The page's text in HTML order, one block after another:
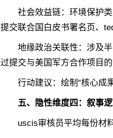
社会效益链‌：环境保护类
提交联合国白皮书署名页、
地缘政治关联性‌：涉及半
过提交与美国军方合作项目
行动建议‌：绘制“核心成果
五、隐性维度四：叙事
uscis审核员平均每份材料